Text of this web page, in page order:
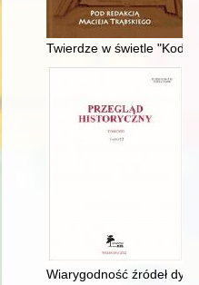
Twierdze w świetle
Wiarygodność źródeł